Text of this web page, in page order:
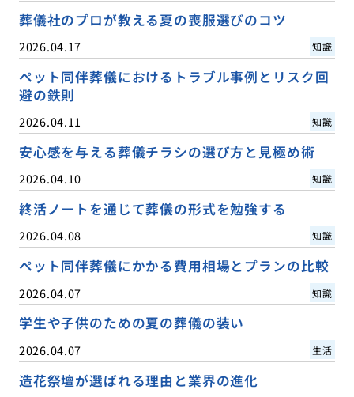
葬儀社のプロが教える夏の喪服選びのコツ
2026.04.17 知識
ペット同伴葬儀におけるトラブル事例とリスク回
避の鉄則
2026.04.11 知識
安心感を与える葬儀チラシの選び方と見極め術
2026.04.10 知識
終活ノートを通じて葬儀の形式を勉強する
2026.04.08 知識
ペット同伴葬儀にかかる費用相場とプランの比較
2026.04.07 知識
学生や子供のための夏の葬儀の装い
2026.04.07 生活
造花祭壇が選ばれる理由と業界の進化